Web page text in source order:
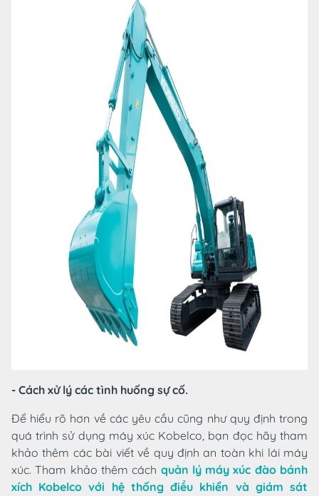
- Cách xử lý các tình huống sự cố.
Để hiểu rõ hơn về các yêu cầu cũng như quy định trong
quá trình sử dụng máy xúc Kobelco, bạn đọc hãy tham
khảo thêm các bài viết về quy định an toàn khi lái máy
xúc. Tham khảo thêm cách quản lý máy xúc đào bánh
xích Kobelco với hệ thống điều khiển và giám sát